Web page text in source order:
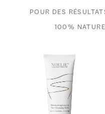
POUR DES
100%